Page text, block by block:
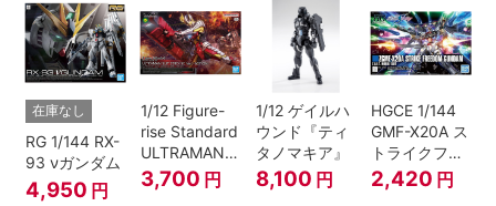
在庫なし
RG 1/144 RX-
93 νガンダム
4,950 円
1/12 Figure-
rise Standard
ULTRAMAN
SUIT ZERO
〈SC仕様〉
3,700 円
1/12 ゲイルハ
ウンド『ティ
タノマキア』
8,100 円
HGCE 1/144
GMF-X20A ス
トライクフリ
ーダムガンダ
ム
2,420 円